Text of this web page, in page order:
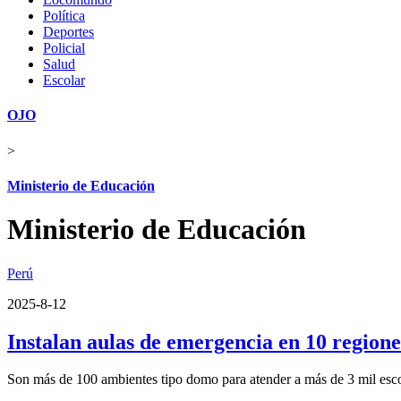
Política
Deportes
Policial
Salud
Escolar
OJO
>
Ministerio de Educación
Ministerio de Educación
Perú
2025-8-12
Instalan aulas de emergencia en 10
Son más de 100 ambientes tipo domo para atender a más de 3 mil